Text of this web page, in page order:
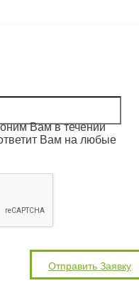
Вам в течении
Вам на любые